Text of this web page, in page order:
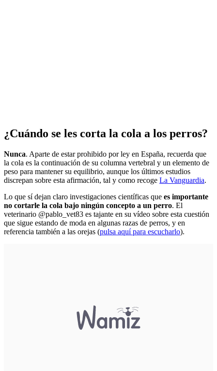
¿Cuándo se les corta la cola a los perros?
Nunca. Aparte de estar prohibido por ley en España, recuerda que
la cola es la continuación de su columna vertebral y un elemento de
peso para mantener su equilibrio, aunque los últimos estudios
discrepan sobre esta afirmación, tal y como recoge La Vanguardia.
Lo que sí dejan claro investigaciones científicas que es importante
no cortarle la cola bajo ningún concepto a un perro. El
veterinario @pablo_vet83 es tajante en su vídeo sobre esta cuestión
que sigue estando de moda en algunas razas de perros, y en
referencia también a las orejas (pulsa aquí para escucharlo).